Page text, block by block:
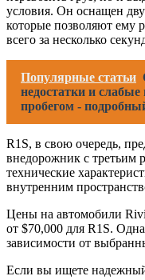
условия. Он оснащен
которые позволяют ему
всего за несколько
Популярные статьи
недостатки и
пробегом -
R1S, в свою очередь,
внедорожник с третьим
технические
внутренним
Цены на автомобили
от $70,000 для R1S.
зависимости от
Если вы ищете